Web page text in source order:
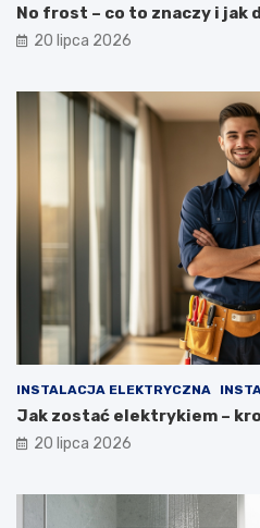
No frost – co to znaczy i jak
20 lipca 2026
INSTALACJA ELEKTRYCZNA
Jak zostać elektrykiem –
20 lipca 2026